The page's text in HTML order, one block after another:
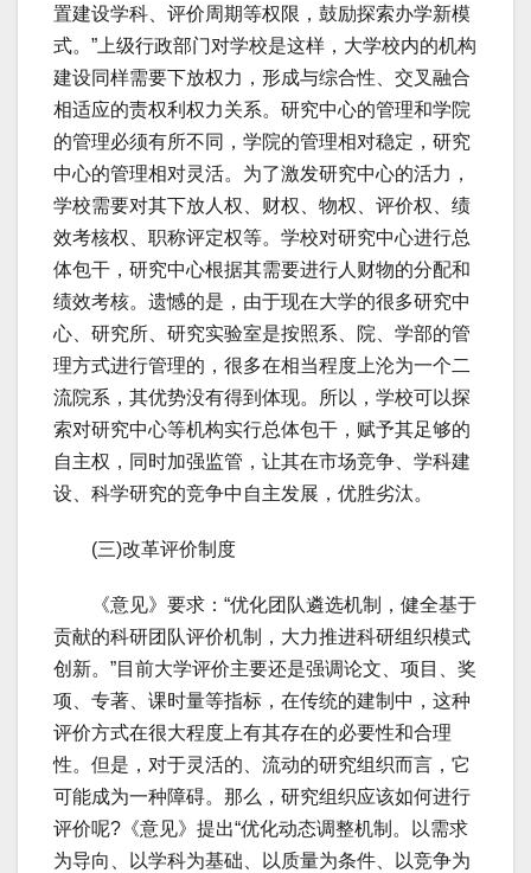
置建设学科、评价周期等权限，鼓励探索办学新模
式。”上级行政部门对学校是这样，大学校内的机构
建设同样需要下放权力，形成与综合性、交叉融合
相适应的责权利权力关系。研究中心的管理和学院
的管理必须有所不同，学院的管理相对稳定，研究
中心的管理相对灵活。为了激发研究中心的活力，
学校需要对其下放人权、财权、物权、评价权、绩
效考核权、职称评定权等。学校对研究中心进行总
体包干，研究中心根据其需要进行人财物的分配和
绩效考核。遗憾的是，由于现在大学的很多研究中
心、研究所、研究实验室是按照系、院、学部的管
理方式进行管理的，很多在相当程度上沦为一个二
流院系，其优势没有得到体现。所以，学校可以探
索对研究中心等机构实行总体包干，赋予其足够的
自主权，同时加强监管，让其在市场竞争、学科建
设、科学研究的竞争中自主发展，优胜劣汰。
(三)改革评价制度
《意见》要求：“优化团队遴选机制，健全基于
贡献的科研团队评价机制，大力推进科研组织模式
创新。”目前大学评价主要还是强调论文、项目、奖
项、专著、课时量等指标，在传统的建制中，这种
评价方式在很大程度上有其存在的必要性和合理
性。但是，对于灵活的、流动的研究组织而言，它
可能成为一种障碍。那么，研究组织应该如何进行
评价呢?《意见》提出“优化动态调整机制。以需求
为导向、以学科为基础、以质量为条件、以竞争为